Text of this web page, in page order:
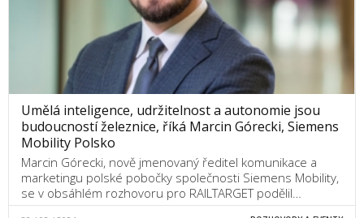
Umělá inteligence, udržitelnost a autonomie jsou
budoucností železnice, říká Marcin Górecki, Siemens
Mobility Polsko
Marcin Górecki, nově jmenovaný ředitel komunikace a
marketingu polské pobočky společnosti Siemens Mobility,
se v obsáhlém rozhovoru pro RAILTARGET podělil…